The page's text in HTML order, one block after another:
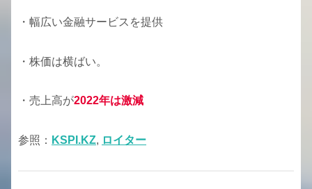
・幅広い金融サービスを提供
・株価は横ばい。
・売上高が2022年は激減
参照： KSPI.KZ, ロイター